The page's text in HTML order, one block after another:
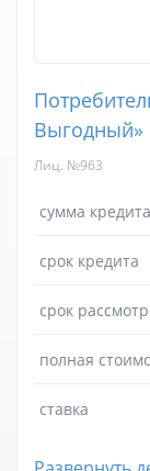
Личный
Выгодный»
Лиц. №963
сумма кредита
срок кредита
срок
полная
ставка